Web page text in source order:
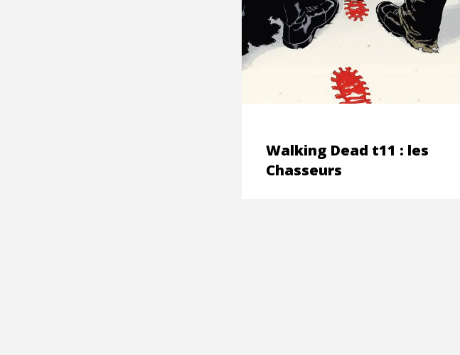
Walking Dead t11 : les
Chasseurs